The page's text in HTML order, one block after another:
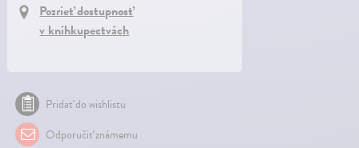
Pozrieť dostupnosť
v kníhkupectvách
Pridať do wishlistu
Odporučiť známemu